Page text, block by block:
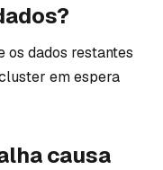
os dados restantes
em espera
causa